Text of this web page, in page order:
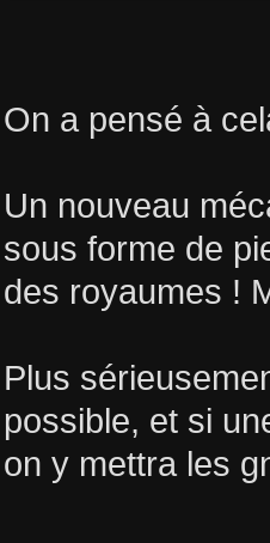
On a pensé à
Un nouveau
sous forme de
des royaumes !
Plus
possible, et si
on y mettra les